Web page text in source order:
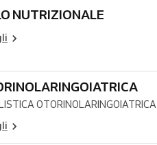
NUTRIZIONALE
OTORINOLARINGOIATRICA